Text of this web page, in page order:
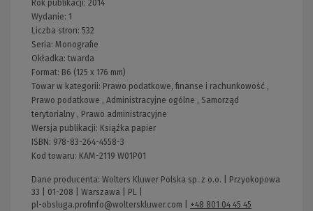
Rok publikacji: 2014
Wydanie: 1
Liczba stron: 532
Seria: Monografie
Okładka:twarda
Format: B6 (125 x 176 mm)
Towar w kategorii: Prawo podatkowe, finanse i rachunkowość ,
Prawo podatkowe , Administracyjne ogólne , Samorząd
terytorialny , Prawo administracyjne
Wersja publikacji: Książka papier
ISBN: 978-83-264-4558-3
Kod towaru: KAM-2119 W01P01
Dane producenta: Wolters Kluwer Polska sp. z o.o. | Przyokopowa
33 | 01-208 | Warszawa | PL |
pl-obsluga.profinfo@wolterskluwer.com
+48 801 04 45 45